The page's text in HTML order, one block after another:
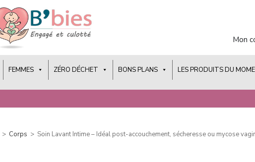
Mon
FEMMES ZÉRO DÉCHET BONS PLANS LES PRODUITS DU
> Corps > Soin Lavant Intime – Idéal post-accouchement, sécheresse ou mycose